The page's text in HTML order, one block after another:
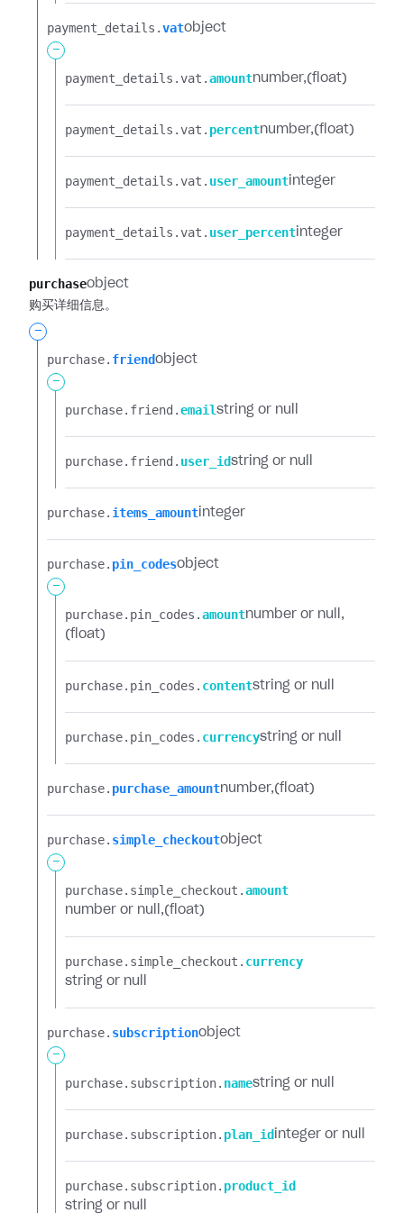
payment_details.​vatobject
-
payment_details.​vat.​amountnumber (float)
payment_details.​vat.​ percentnumber (float)
payment_details.​vat.​ user_amount integer
payment_details.​vat.​ user_percent integer
purchaseobject
购买详细信息。
-
purchase.​ friendobject
-
purchase.​ friend.​emailstring or null
purchase.​ friend.​ user_idstring or null
purchase.​ items_amount integer
purchase.​ pin_codesobject
-
purchase.​ pin_codes.​amountnumber or null
(float)
purchase.​ pin_codes.​ contentstring or null
purchase.​ pin_codes.​ currencystring or null
purchase.​ purchase_amountnumber (float)
purchase.​ simple_checkoutobject
-
purchase.​ simple_checkout.​amount
number or null (float)
purchase.​ simple_checkout.​ currency
string or null
purchase.​ subscriptionobject
-
purchase.​ subscription.​ namestring or null
purchase.​ subscription.​ plan_id integer or null
purchase.​ subscription.​ product_id
string or null